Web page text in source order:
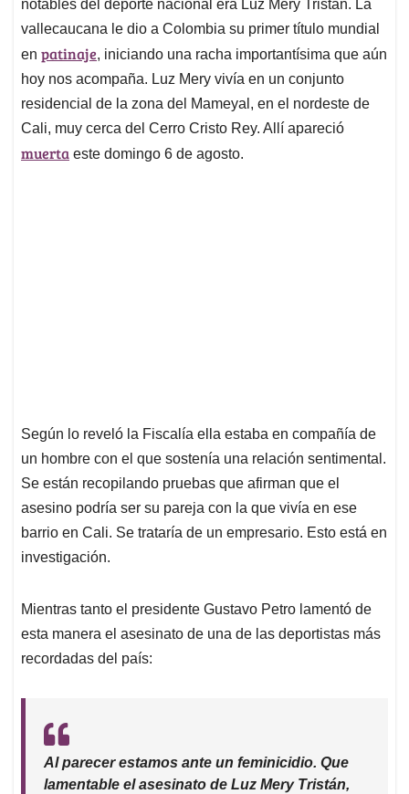
A
p
p
o
o
k
d
I
n
d
s
notables del deporte nacional era Luz Mery Tristán. La
vallecaucana le dio a Colombia su primer título mundial
en patinaje, iniciando una racha importantísima que aún
hoy nos acompaña. Luz Mery vivía en un conjunto
residencial de la zona del Mameyal, en el nordeste de
Cali, muy cerca del Cerro Cristo Rey. Allí apareció
muerta este domingo 6 de agosto.
Según lo reveló la Fiscalía ella estaba en compañía de
un hombre con el que sostenía una relación sentimental.
Se están recopilando pruebas que afirman que el
asesino podría ser su pareja con la que vivía en ese
barrio en Cali. Se trataría de un empresario. Esto está en
investigación.
Mientras tanto el presidente Gustavo Petro lamentó de
esta manera el asesinato de una de las deportistas más
recordadas del país:
Al parecer estamos ante un feminicidio. Que
lamentable el asesinato de Luz Mery Tristán,